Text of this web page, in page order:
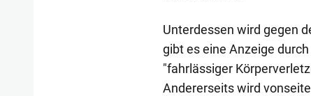
Unterdessen wird gegen
gibt es eine Anzeige
"fahrlässiger
Andererseits wird